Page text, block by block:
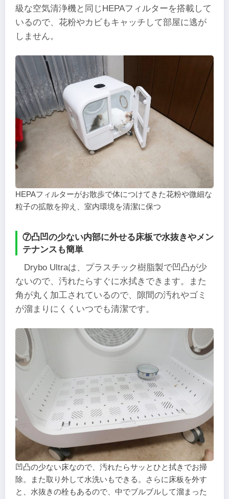
級な空気清浄機と同じHEPAフィルターを搭載して
いるので、花粉やカビもキャッチして部屋に逃が
しません。
HEPAフィルターがお散歩で体につけてきた花粉や微細な
粒子の拡散を抑え、室内環境を清潔に保つ
⑦凸凹の少ない内部に外せる床板で水抜きやメン
テナンスも簡単
Drybo Ultraは、プラスチック樹脂製で凹凸が少
ないので、汚れたらすぐに水拭きできます。また
角が丸く加工されているので、隙間の汚れやゴミ
が溜まりにくくいつでも清潔です。
凹凸の少ない床なので、汚れたらサッとひと拭きでお掃
除。また取り外して水洗いもできる。さらに床板を外す
と、水抜きの栓もあるので、中でブルブルして溜まった